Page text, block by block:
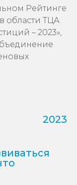
области ТЦА
– 2023»,